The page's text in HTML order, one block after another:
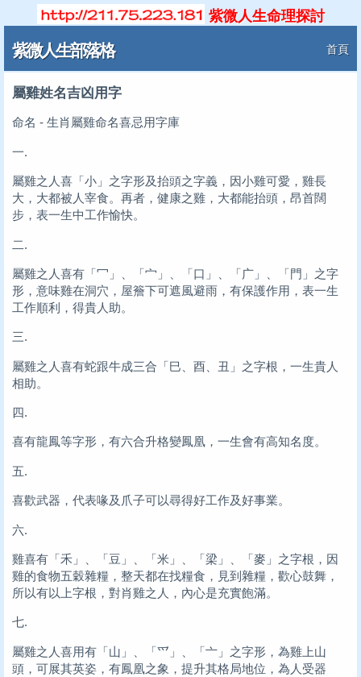
紫微人生命理探討
紫微人生部落格 首頁
屬雞姓名吉凶用字
命名 - 生肖屬雞命名喜忌用字庫
一.
屬雞之人喜「小」之字形及抬頭之字義，因小雞可愛，雞長
大，大都被人宰食。再者，健康之雞，大都能抬頭，昂首闊
步，表一生中工作愉快。
二.
屬雞之人喜有「冖」、「宀」、「口」、「广」、「門」之字
形，意味雞在洞穴，屋簷下可遮風避雨，有保護作用，表一生
工作順利，得貴人助。
三.
屬雞之人喜有蛇跟牛成三合「巳、酉、丑」之字根，一生貴人
相助。
四.
喜有龍鳳等字形，有六合升格變鳳凰，一生會有高知名度。
五.
喜歡武器，代表喙及爪子可以尋得好工作及好事業。
六.
雞喜有「禾」、「豆」、「米」、「梁」、「麥」之字根，因
雞的食物五穀雜糧，整天都在找糧食，見到雜糧，歡心鼓舞，
所以有以上字根，對肖雞之人，內心是充實飽滿。
七.
屬雞之人喜用有「山」、「爫」、「亠」之字形，為雞上山
頭，可展其英姿，有鳳凰之象，提升其格局地位，為人受器